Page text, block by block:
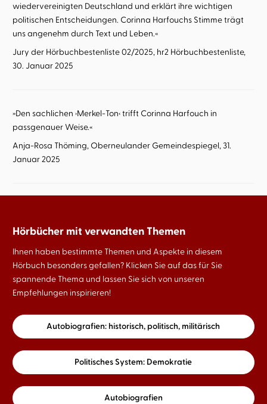
wiedervereinigten Deutschland und erklärt ihre wichtigen
politischen Entscheidungen. Corinna Harfouchs Stimme trägt
uns angenehm durch Text und Leben.«
Jury der Hörbuchbestenliste 02/2025, hr2 Hörbuchbestenliste,
30. Januar 2025
»Den sachlichen ›Merkel-Ton‹ trifft Corinna Harfouch in
passgenauer Weise.«
Anja-Rosa Thöming, Oberneulander Gemeindespiegel, 31.
Januar 2025
Hörbücher mit verwandten Themen
Ihnen haben bestimmte Themen und Aspekte in diesem
Hörbuch besonders gefallen? Klicken Sie auf das für Sie
spannende Thema und lassen Sie sich von unseren
Empfehlungen inspirieren!
Autobiografien: historisch, politisch, militärisch
Politisches System: Demokratie
Autobiografien